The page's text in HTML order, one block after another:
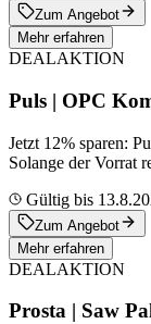
Zum Angebot
Mehr erfahren
DEALAKTION
Puls | OPC
Jetzt 12% sparen:
Solange der Vorrat
Gültig bis
Zum Angebot
Mehr erfahren
DEALAKTION
Prosta | Saw